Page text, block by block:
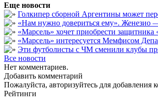
Еще новости
Голкипер сборной Аргентины может
«Нам нужно довериться ему». Женезио
«Марсель» хочет приобрести
«Марсель» интересуется Мемфисом
Эти футболисты с ЧМ сменили клубы
Все новости
Нет комментариев.
Добавить комментарий
Пожалуйста, авторизуйтесь для добавления
Рейтинги